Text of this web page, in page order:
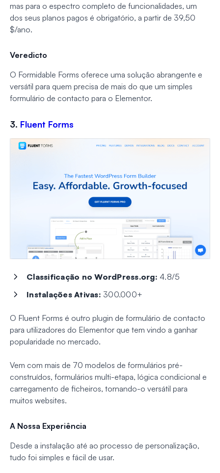
mas para o espectro completo de funcionalidades, um
dos seus planos pagos é obrigatório, a partir de 39,50
$/ano.
Veredicto
O Formidable Forms oferece uma solução abrangente e
versátil para quem precisa de mais do que um simples
formulário de contacto para o Elementor.
3. Fluent Forms
Classificação no WordPress.org: 4.8/5
Instalações Ativas: 300.000+
O Fluent Forms é outro plugin de formulário de contacto
para utilizadores do Elementor que tem vindo a ganhar
popularidade no mercado.
Vem com mais de 70 modelos de formulários pré-
construídos, formulários multi-etapa, lógica condicional e
carregamento de ficheiros, tornando-o versátil para
muitos websites.
A Nossa Experiência
Desde a instalação até ao processo de personalização,
tudo foi simples e fácil de usar.